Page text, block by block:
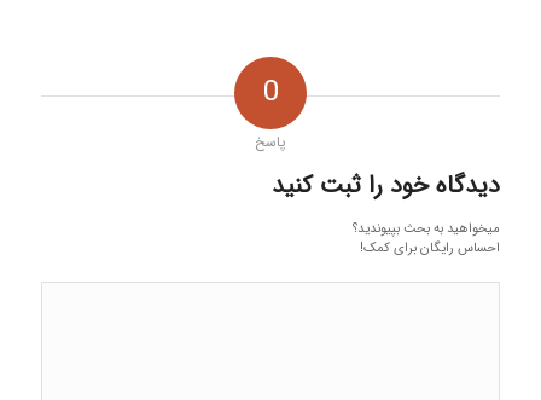
0
پاسخ
دیدگاه خود را ثبت کنید
میخواهید به بحث بپیوندید؟
احساس رایگان برای کمک!